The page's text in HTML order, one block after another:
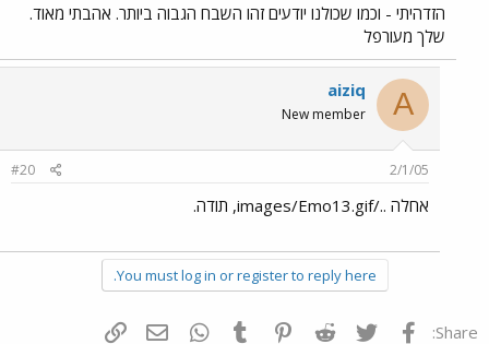
הזדהיתי - וכמו שכולנו יודעים זהו השבח הגבוה ביותר. אהבתי מאוד.
שלך מעורפל
A
aiziq
New member
2/1/05
#20
אחלה ../images/Emo13.gif, תודה.
You must log in or register to reply here.
Share: פייסבוק Twitter
Reddit
Pinterest
Tumblr
WhatsAppדואר אלקטרוני